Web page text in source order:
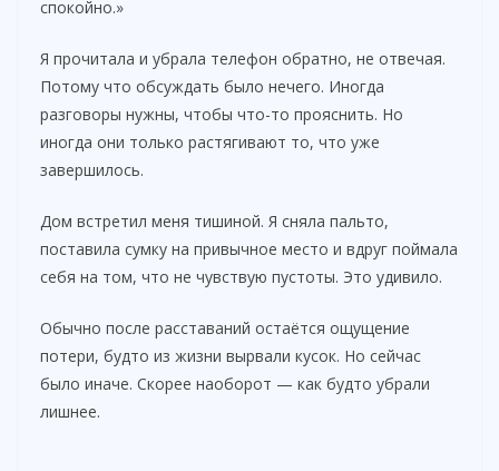
спокойно.»
Я прочитала и убрала телефон обратно, не отвечая.
Потому что обсуждать было нечего. Иногда
разговоры нужны, чтобы что-то прояснить. Но
иногда они только растягивают то, что уже
завершилось.
Дом встретил меня тишиной. Я сняла пальто,
поставила сумку на привычное место и вдруг поймала
себя на том, что не чувствую пустоты. Это удивило.
Обычно после расставаний остаётся ощущение
потери, будто из жизни вырвали кусок. Но сейчас
было иначе. Скорее наоборот — как будто убрали
лишнее.